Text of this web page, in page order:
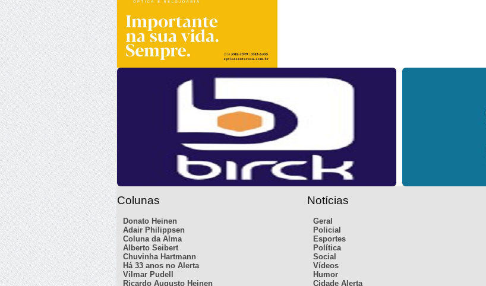
Colunas
Donato Heinen
Adair Philippsen
Coluna da Alma
Alberto Seibert
Chuvinha Hartmann
Há 33 anos no Alerta
Vilmar Pudell
Ricardo Augusto Heinen
Notícias
Geral
Policial
Esportes
Política
Social
Vídeos
Humor
Cidade Alerta